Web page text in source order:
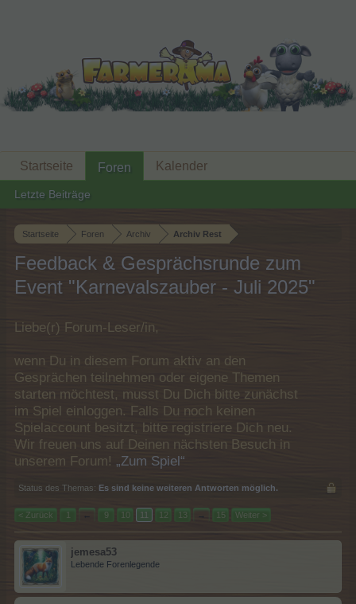
Startseite Foren Archiv Archiv Rest
Feedback & Gesprächsrunde zum
Event "Karnevalszauber - Juli 2025"
Liebe(r) Forum-Leser/in,
wenn Du in diesem Forum aktiv an den
Gesprächen teilnehmen oder eigene Themen
starten möchtest, musst Du Dich bitte zunächst
im Spiel einloggen. Falls Du noch keinen
Spielaccount besitzt, bitte registriere Dich neu.
Wir freuen uns auf Deinen nächsten Besuch in
unserem Forum! „Zum Spiel“
Status des Themas: Es sind keine weiteren Antworten möglich.
< Zurück 1 ← 9 10 11 12 13 → 15 Weiter >
jemesa53
Lebende Forenlegende
Startseite Foren
Letzte Beiträge
Kalender